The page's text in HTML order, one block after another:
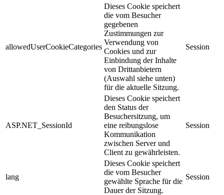
allowedUserCookieCategories
Dieses Cookie speichert
die vom Besucher
gegebenen
Zustimmungen zur
Verwendung von
Cookies und zur
Einbindung der Inhalte
von Drittanbietern
(Auswahl siehe unten)
für die aktuelle Sitzung.
Session
ASP.NET_SessionId
Dieses Cookie speichert
den Status der
Besuchersitzung, um
eine reibungslose
Kommunikation
zwischen Server und
Client zu gewährleisten.
Session
lang
Dieses Cookie speichert
die vom Besucher
gewählte Sprache für die
Dauer der Sitzung.
Session